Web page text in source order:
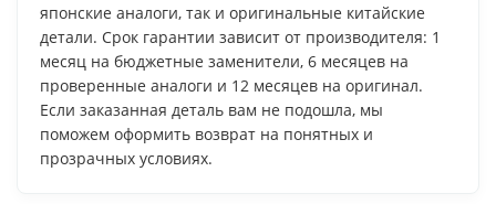
японские аналоги, так и оригинальные китайские
детали. Срок гарантии зависит от производителя: 1
месяц на бюджетные заменители, 6 месяцев на
проверенные аналоги и 12 месяцев на оригинал.
Если заказанная деталь вам не подошла, мы
поможем оформить возврат на понятных и
прозрачных условиях.